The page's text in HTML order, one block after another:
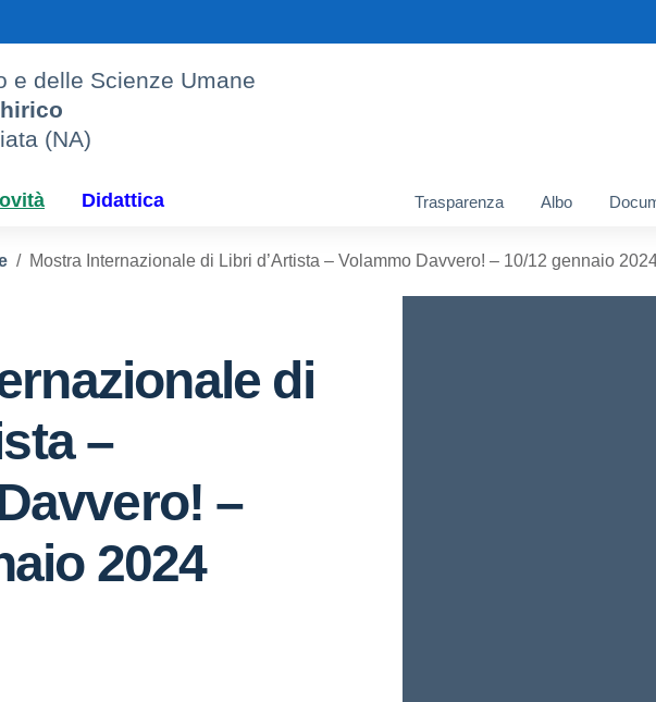
e delle Scienze Umane
(NA)
Didattica Trasparenza Albo
Mostra Internazionale di Libri d’Artista – Volammo Davvero! – 10/12 gennaio
di
–
–
2024